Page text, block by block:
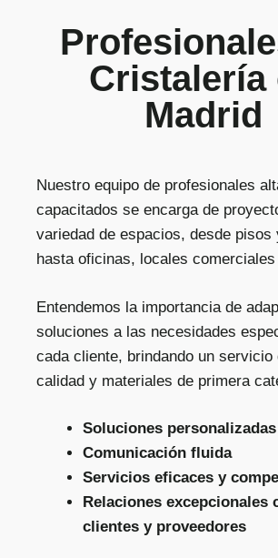
Cristalería
Madrid
Nuestro equipo de profesionales
capacitados se encarga de
variedad de espacios, desde pisos
hasta oficinas, locales
Entendemos la importancia de
soluciones a las necesidades
cada cliente, brindando un servicio
calidad y materiales de primera
Soluciones personalizadas
Comunicación fluida
Servicios eficaces y
Relaciones excepcionales
clientes y proveedores